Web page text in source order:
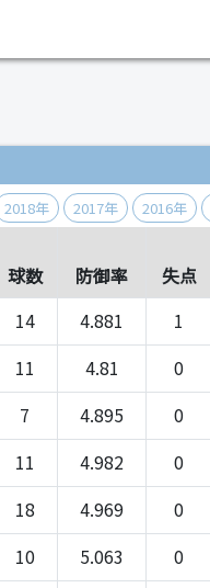
2018年 2017年 2016年
球数 防御率 失点
14 4.881 1
11 4.81 0
7 4.895 0
11 4.982 0
18 4.969 0
10 5.063 0